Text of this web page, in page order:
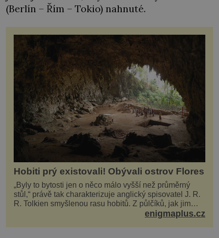
(Berlín – Řím – Tokio) nahnuté.
Hobiti prý existovali! Obývali ostrov Flores
„Byly to bytosti jen o něco málo vyšší než průměrný
stůl,“ právě tak charakterizuje anglický spisovatel J. R.
R. Tolkien smyšlenou rasu hobitů. Z půlčíků, jak jim
říká, následně udělá hlavní hrdiny svých slavných
enigmaplus.cz